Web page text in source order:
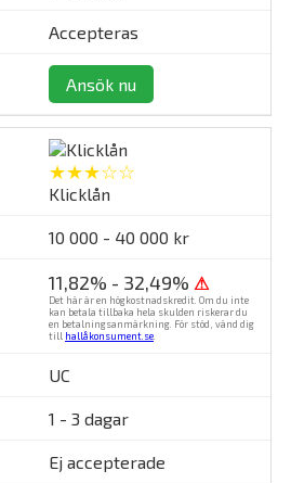
Accepteras
Ansök nu
★★★☆☆
Klicklån
10 000 - 40 000 kr
11,82% - 32,49% ⚠
Det här är en högkostnadskredit. Om du inte
kan betala tillbaka hela skulden riskerar du
en betalningsanmärkning. För stöd, vänd dig
till hallåkonsument.se
UC
1 - 3 dagar
Ej accepterade